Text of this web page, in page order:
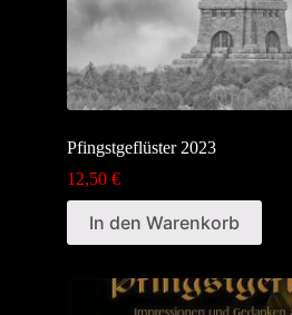
Pfingstgeflüster 2023
12,50 €
In den Warenkorb